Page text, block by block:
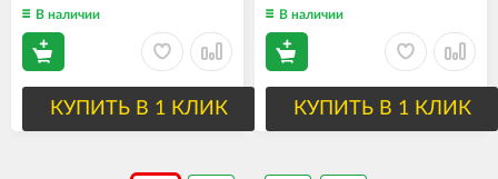
В наличии
КУПИТЬ В 1 КЛИК
В наличии
КУПИТЬ В 1 КЛИК